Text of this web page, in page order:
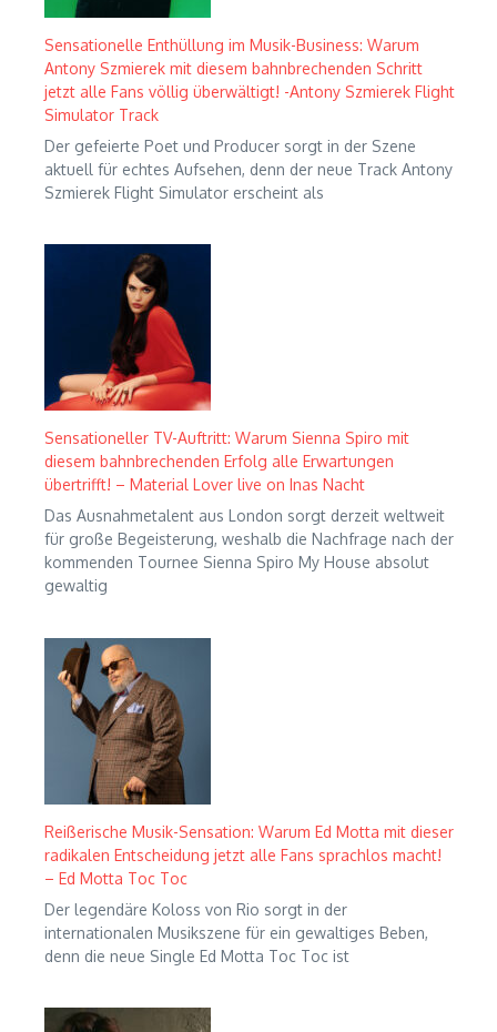
Sensationelle Enthüllung im Musik-Business: Warum
Antony Szmierek mit diesem bahnbrechenden Schritt
jetzt alle Fans völlig überwältigt! -Antony Szmierek Flight
Simulator Track
Der gefeierte Poet und Producer sorgt in der Szene
aktuell für echtes Aufsehen, denn der neue Track Antony
Szmierek Flight Simulator erscheint als
Sensationeller TV-Auftritt: Warum Sienna Spiro mit
diesem bahnbrechenden Erfolg alle Erwartungen
übertrifft! – Material Lover live on Inas Nacht
Das Ausnahmetalent aus London sorgt derzeit weltweit
für große Begeisterung, weshalb die Nachfrage nach der
kommenden Tournee Sienna Spiro My House absolut
gewaltig
Reißerische Musik-Sensation: Warum Ed Motta mit dieser
radikalen Entscheidung jetzt alle Fans sprachlos macht!
– Ed Motta Toc Toc
Der legendäre Koloss von Rio sorgt in der
internationalen Musikszene für ein gewaltiges Beben,
denn die neue Single Ed Motta Toc Toc ist